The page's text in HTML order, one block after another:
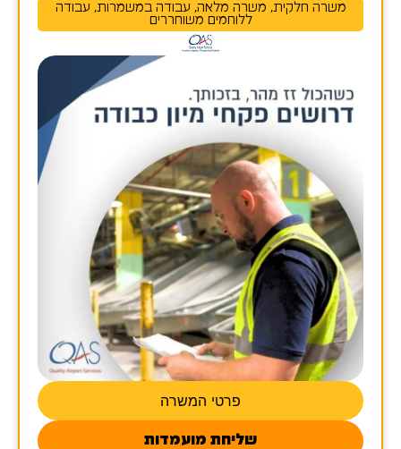
משרה חלקית, משרה מלאה, עבודה במשמרות, עבודה
ללוחמים משוחררים
פרטי המשרה
שליחת מועמדות